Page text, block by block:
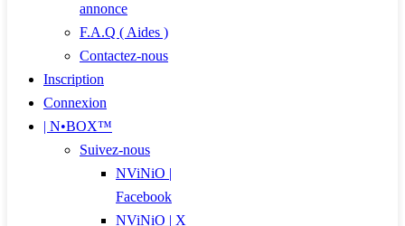
annonce
F.A.Q ( Aides )
Contactez-nous
Inscription
Connexion
| N•BOX™
Suivez-nous
NViNiO |
Facebook
NViNiO | X